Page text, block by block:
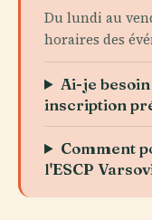
Du lundi au
horaires des
Ai-je
inscription
Comment
l'ESCP